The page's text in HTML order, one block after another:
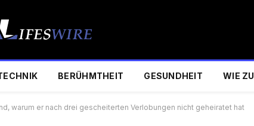
BERÜHMTHEIT GESUNDHEIT WIE ZU
warum er nach drei gescheiterten Verlobungen nicht geheiratet hat